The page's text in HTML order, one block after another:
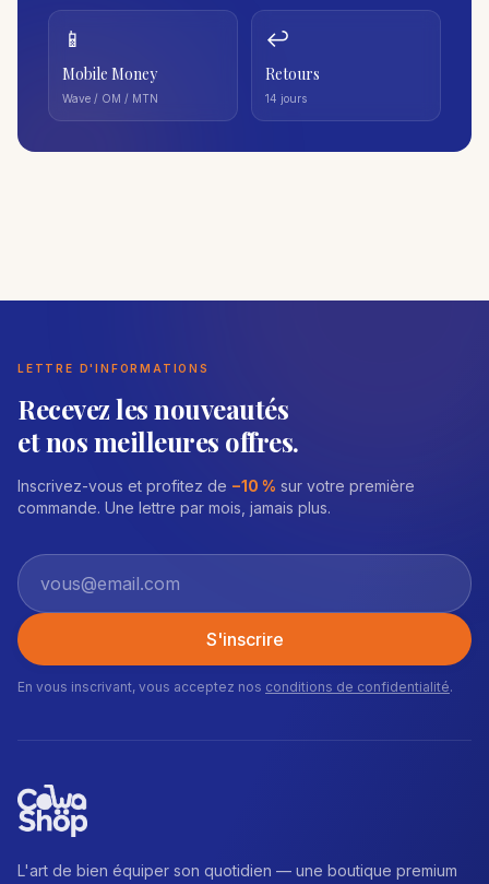
📱
Mobile Money
Wave / OM / MTN
↩️
Retours
14 jours
LETTRE D'INFORMATIONS
Recevez les nouveautés
et nos meilleures offres.
Inscrivez-vous et profitez de −10 % sur votre première
commande. Une lettre par mois, jamais plus.
S'inscrire
En vous inscrivant, vous acceptez nos conditions de confidentialité.
L'art de bien équiper son quotidien — une boutique premium